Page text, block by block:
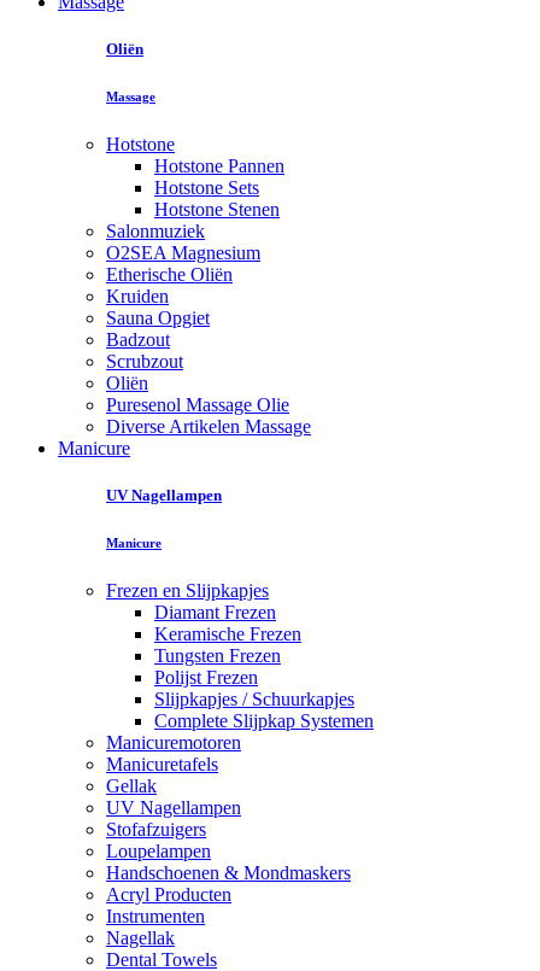
Oliën
Massage
Hotstone
Hotstone Pannen
Hotstone Sets
Hotstone Stenen
Salonmuziek
O2SEA Magnesium
Etherische Oliën
Kruiden
Sauna Opgiet
Badzout
Scrubzout
Oliën
Puresenol Massage Olie
Diverse Artikelen Massage
Manicure
UV Nagellampen
Manicure
Frezen en Slijpkapjes
Diamant Frezen
Keramische Frezen
Tungsten Frezen
Polijst Frezen
Slijpkapjes / Schuurkapjes
Complete Slijpkap Systemen
Manicuremotoren
Manicuretafels
Gellak
UV Nagellampen
Stofafzuigers
Loupelampen
Handschoenen & Mondmaskers
Acryl Producten
Instrumenten
Nagellak
Dental Towels